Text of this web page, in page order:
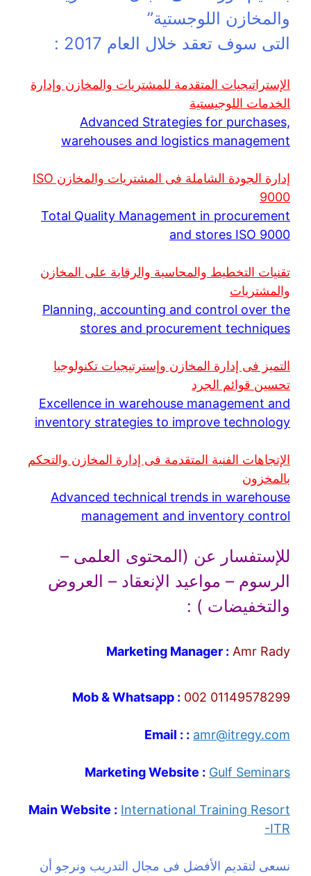
والمخازن اللوجستية”
التى سوف تعقد خلال العام 2017 :
الإستراتيجيات المتقدمة للمشتريات والمخازن وإدارة
الخدمات اللوجيستية
Advanced Strategies for purchases,
warehouses and logistics management
إدارة الجودة الشاملة فى المشتريات والمخازن ISO
9000
Total Quality Management in procurement
and stores ISO 9000
تقنيات التخطيط والمحاسبة والرقابة على المخازن
والمشتريات
Planning, accounting and control over the
stores and procurement techniques
التميز فى إدارة المخازن وإسترتيجيات تكنولوجيا
تحسين قوائم الجرد
Excellence in warehouse management and
inventory strategies to improve technology
الإتجاهات الفنية المتقدمة فى إدارة المخازن والتحكم
بالمخزون
Advanced technical trends in warehouse
management and inventory control
للإستفسار عن (المحتوى العلمى –
الرسوم – مواعيد الإنعقاد – العروض
والتخفيضات ) :
Marketing Manager : Amr Rady
Mob & Whatsapp : 002 01149578299
Email : : amr@itregy.com
Marketing Website : Gulf Seminars
Main Website : International Training Resort
-ITR
نسعى لتقديم الأفضل فى مجال التدريب ونرجو أن